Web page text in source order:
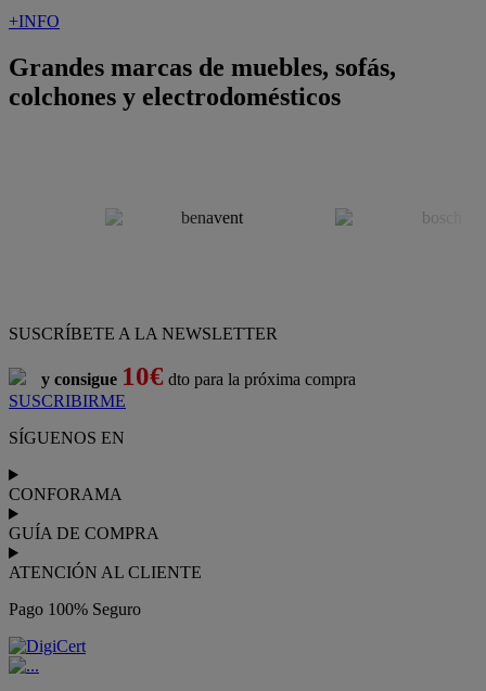
+INFO
Grandes marcas de muebles, sofás,
colchones y electrodomésticos
SUSCRÍBETE A LA NEWSLETTER
y consigue 10€ dto para la próxima compra
SUSCRIBIRME
SÍGUENOS EN
CONFORAMA
GUÍA DE COMPRA
ATENCIÓN AL CLIENTE
Pago 100% Seguro